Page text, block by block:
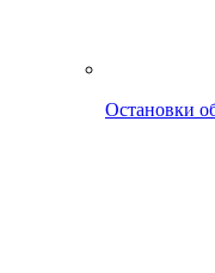
Остановки